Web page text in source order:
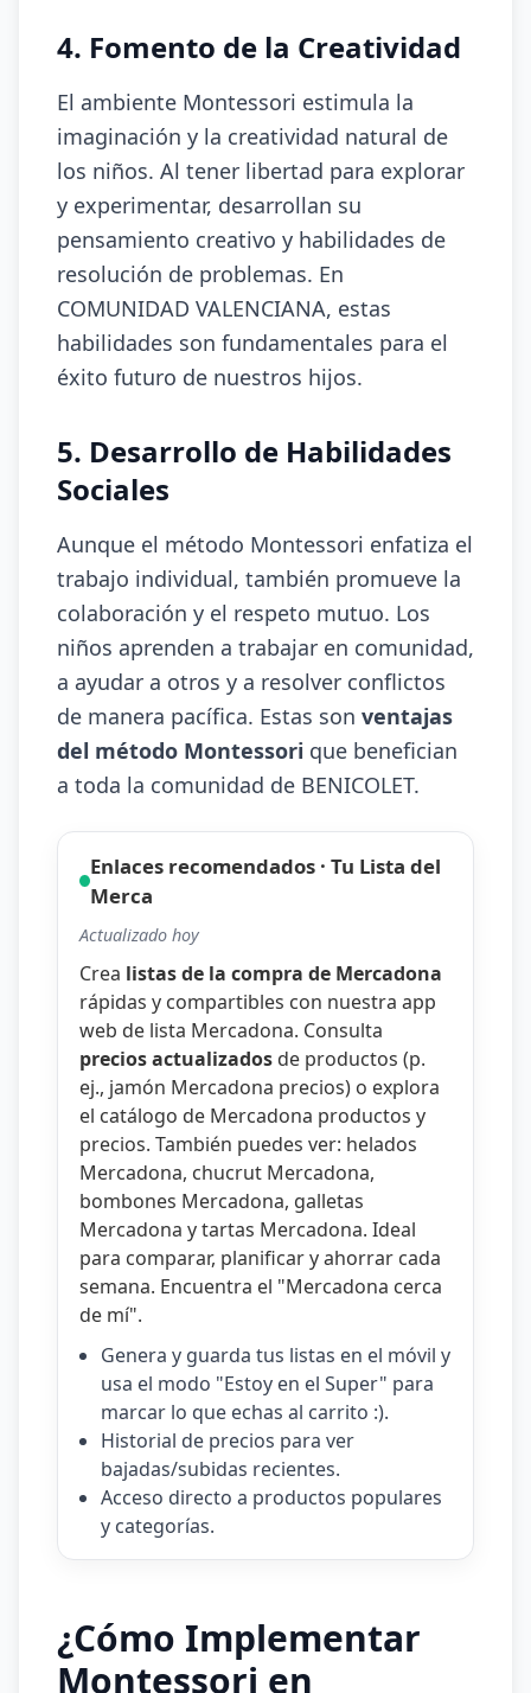
4. Fomento de la Creatividad
El ambiente Montessori estimula la
imaginación y la creatividad natural de
los niños. Al tener libertad para explorar
y experimentar, desarrollan su
pensamiento creativo y habilidades de
resolución de problemas. En
COMUNIDAD VALENCIANA, estas
habilidades son fundamentales para el
éxito futuro de nuestros hijos.
5. Desarrollo de Habilidades
Sociales
Aunque el método Montessori enfatiza el
trabajo individual, también promueve la
colaboración y el respeto mutuo. Los
niños aprenden a trabajar en comunidad,
a ayudar a otros y a resolver conflictos
de manera pacífica. Estas son ventajas
del método Montessori que benefician
a toda la comunidad de BENICOLET.
Enlaces recomendados · Tu Lista del
Merca
Actualizado hoy
Crea listas de la compra de Mercadona
rápidas y compartibles con nuestra app
web de lista Mercadona. Consulta
precios actualizados de productos (p.
ej., jamón Mercadona precios) o explora
el catálogo de Mercadona productos y
precios. También puedes ver: helados
Mercadona, chucrut Mercadona,
bombones Mercadona, galletas
Mercadona ytartas Mercadona. Ideal
para comparar, planificar y ahorrar cada
semana. Encuentra el "Mercadona cerca
de mí".
Genera y guarda tus listas en el móvil y
usa el modo "Estoy en el Super" para
marcar lo que echas al carrito :).
Historial de precios para ver
bajadas/subidas recientes.
Acceso directo a productos populares
y categorías.
¿Cómo Implementar
Montessori en